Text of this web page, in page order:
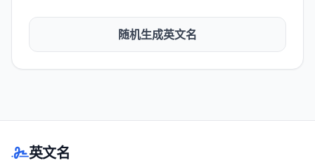
随机生成英文名
英文名